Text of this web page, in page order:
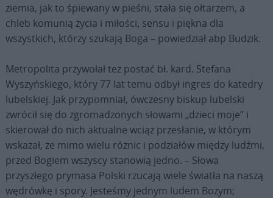
ziemia, jak to śpiewany w pieśni, stała się ołtarzem, a
chleb komunią życia i miłości, sensu i piękna dla
wszystkich, którzy szukają Boga – powiedział abp Budzik.
Metropolita przywołał też postać bł. kard. Stefana
Wyszyńskiego, który 77 lat temu odbył ingres do katedry
lubelskiej. Jak przypomniał, ówczesny biskup lubelski
zwrócił się do zgromadzonych słowami „dzieci moje” i
skierował do nich aktualne wciąż przesłanie, w którym
wskazał, że mimo wielu różnic i podziałów między ludźmi,
przed Bogiem wszyscy stanowią jedno. – Słowa
przyszłego prymasa Polski rzucają wiele światła na naszą
wędrówkę i spory. Jesteśmy jednym ludem Bożym;